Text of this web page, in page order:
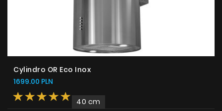
Cylindro OR Eco Inox
1699.00 PLN
40 cm